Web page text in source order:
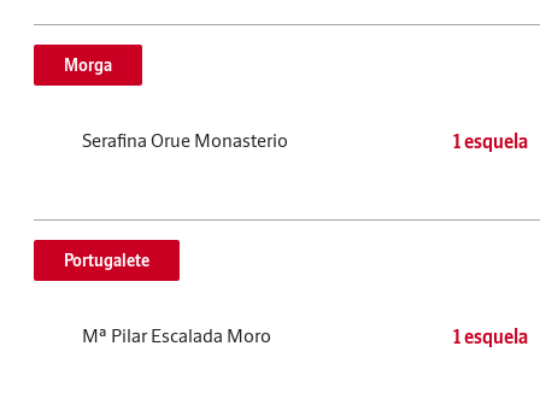
Morga
Serafina Orue Monasterio 1 esquela
Portugalete
Mª Pilar Escalada Moro 1 esquela